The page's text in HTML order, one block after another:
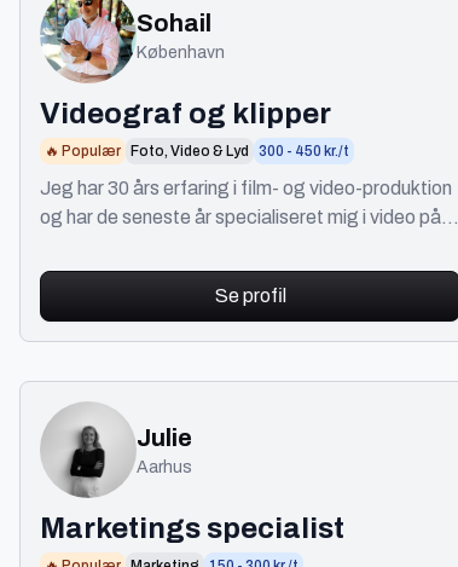
Sohail
København
Videograf og klipper
🔥 Populær Foto, Video & Lyd 300 - 450 kr./t
Jeg har 30 års erfaring i film- og video-produktion
og har de seneste år specialiseret mig i video på
Se profil
Julie
Aarhus
Marketings specialist